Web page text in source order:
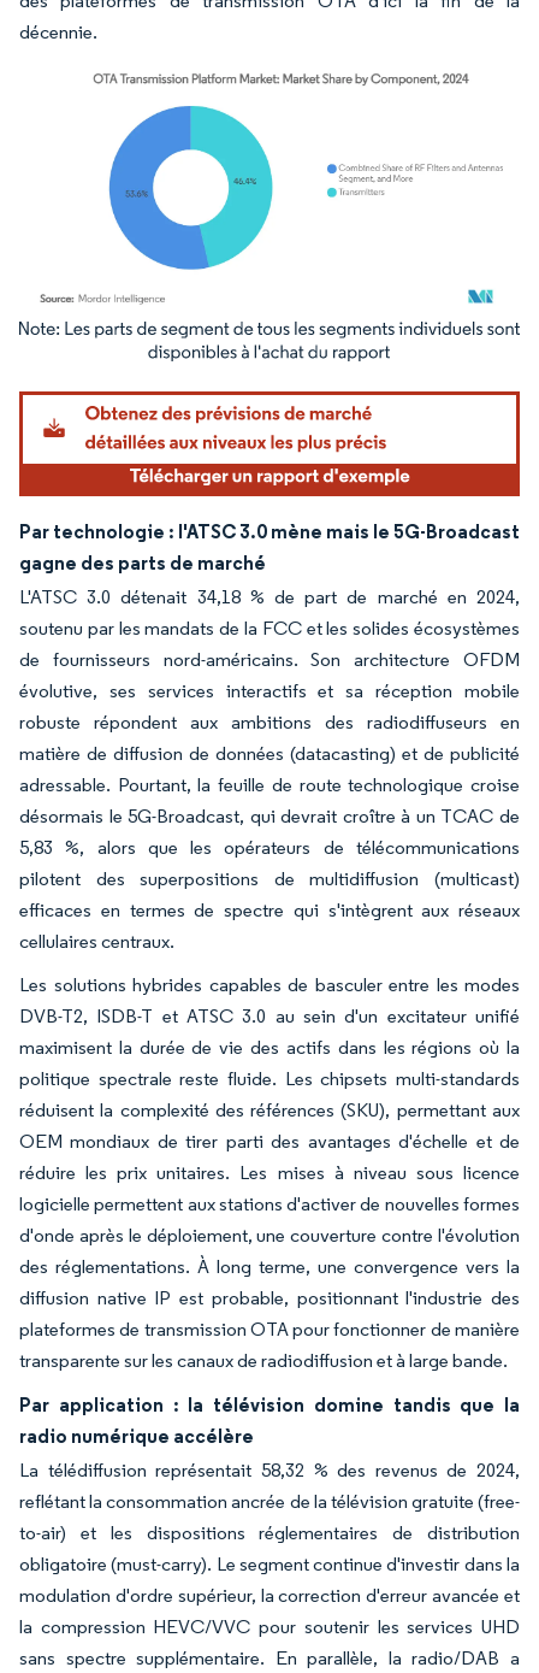
décennie.
Image © Mordor Intelligence. La réutilisation nécessite une attribution sous CC BY
Par technologie : l'ATSC 3.0 mène mais le 5G-Broadcast
gagne des parts de marché
L'ATSC 3.0 détenait 34,18 % de part de marché en 2024,
soutenu par les mandats de la FCC et les solides écosystèmes
de fournisseurs nord-américains. Son architecture OFDM
évolutive, ses services interactifs et sa réception mobile
robuste répondent aux ambitions des radiodiffuseurs en
matière de diffusion de données (datacasting) et de publicité
adressable. Pourtant, la feuille de route technologique croise
désormais le 5G-Broadcast, qui devrait croître à un TCAC de
5,83 %, alors que les opérateurs de télécommunications
pilotent des superpositions de multidiffusion (multicast)
efficaces en termes de spectre qui s'intègrent aux réseaux
cellulaires centraux.
Les solutions hybrides capables de basculer entre les modes
DVB-T2, ISDB-T et ATSC 3.0 au sein d'un excitateur unifié
maximisent la durée de vie des actifs dans les régions où la
politique spectrale reste fluide. Les chipsets multi-standards
réduisent la complexité des références (SKU), permettant aux
OEM mondiaux de tirer parti des avantages d'échelle et de
réduire les prix unitaires. Les mises à niveau sous licence
logicielle permettent aux stations d'activer de nouvelles formes
d'onde après le déploiement, une couverture contre l'évolution
des réglementations. À long terme, une convergence vers la
diffusion native IP est probable, positionnant l'industrie des
plateformes de transmission OTA pour fonctionner de manière
transparente sur les canaux de radiodiffusion et à large bande.
Par application : la télévision domine tandis que la
radio numérique accélère
La télédiffusion représentait 58,32 % des revenus de 2024,
reflétant la consommation ancrée de la télévision gratuite (free-
to-air) et les dispositions réglementaires de distribution
obligatoire (must-carry). Le segment continue d'investir dans la
modulation d'ordre supérieur, la correction d'erreur avancée et
la compression HEVC/VVC pour soutenir les services UHD
sans spectre supplémentaire. En parallèle, la radio/DAB a